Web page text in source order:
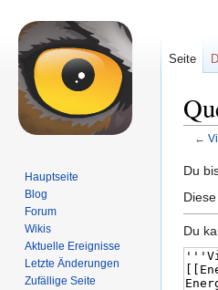
←
Zur
Zur
Suche
Du
Du
Seite
Hauptseite
Blog
Forum
Wikis
Aktuelle Ereignisse
Letzte Änderungen
Zufällige Seite